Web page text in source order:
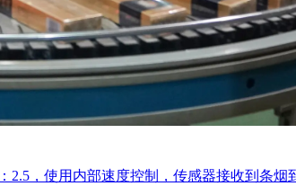
，使用内部速度控制，传感器接收到条